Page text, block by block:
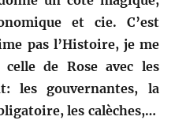
et cie. C’est
pas l’Histoire, je me
de Rose avec les
les gouvernantes, la
les calèches,…